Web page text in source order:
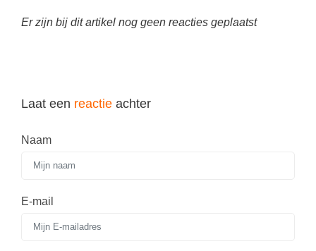
Startpagina onderwijs
Middelbare school niveaus
Huiswerkbegeleiding
Er zijn bij dit artikel nog geen reacties geplaatst
Laat een reactie achter
Naam
E-mail